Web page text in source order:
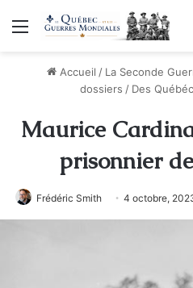
Menu
Accueil / La Seconde
dossiers / Des
Maurice
prisonnier
Frédéric Smith 4 octobre,